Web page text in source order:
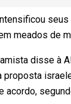
meados de
disse à
proposta
acordo,